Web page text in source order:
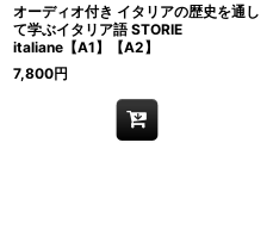
オーディオ付き イタリアの歴史を通し
て学ぶイタリア語 STORIE
italiane【A1】【A2】
7,800円